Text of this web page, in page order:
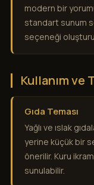
modern bir
standart sunum
seçeneği
Kullanım ve
Gıda Teması
Yağlı ve ıslak
yerine küçük bir
önerilir. Kuru
sunulabilir.